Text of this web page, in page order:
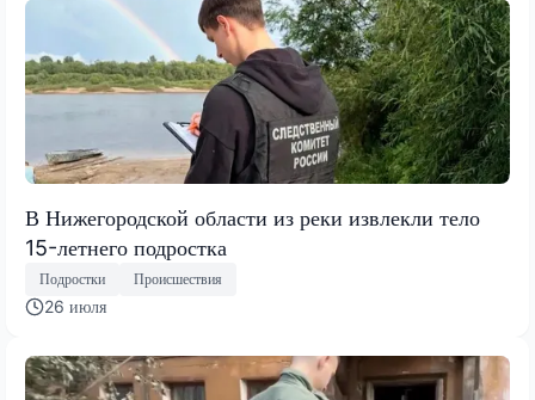
В Нижегородской области из реки извлекли тело
15-летнего подростка
Подростки Происшествия
26 июля